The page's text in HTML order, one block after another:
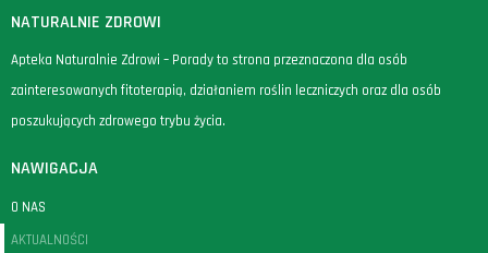
NATURALNIE ZDROWI
Apteka Naturalnie Zdrowi – Porady to strona przeznaczona dla osób
zainteresowanych fitoterapią, działaniem roślin leczniczych oraz dla osób
poszukujących zdrowego trybu życia.
NAWIGACJA
O NAS
AKTUALNOŚCI